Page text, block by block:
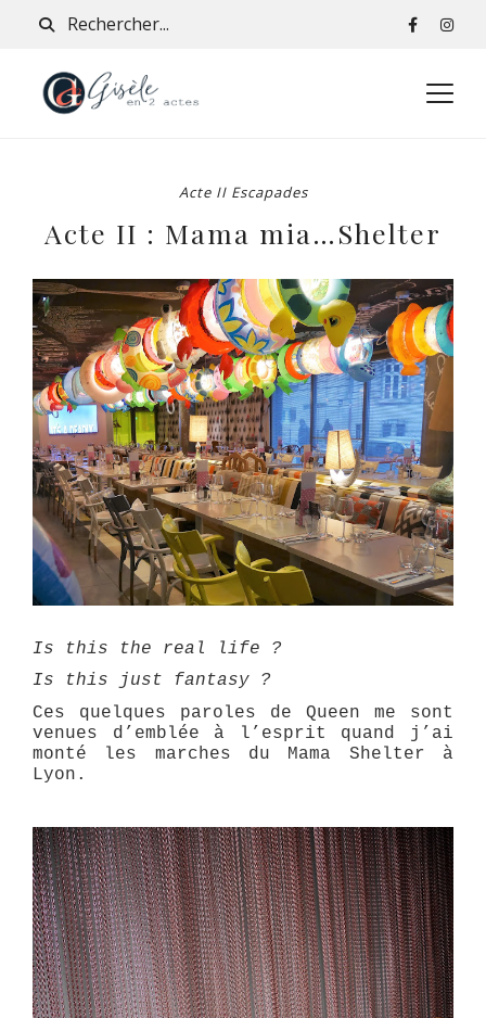
Acte II Escapades
Acte II : Mama mia…Shelter
Is this the real life ?
Is this just fantasy ?
Ces quelques paroles de Queen me sont
venues d’emblée à l’esprit quand j’ai
monté les marches du Mama Shelter à
Lyon.